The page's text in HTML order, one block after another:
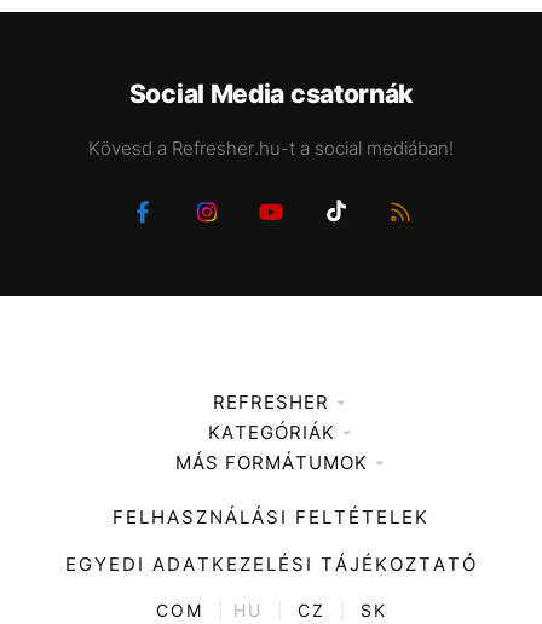
Social Media csatornák
Kövesd a Refresher.hu-t a social mediában!
REFRESHER
Médiaajánlat
KATEGÓRIÁK
Zene
Divat
Kultúra
ENTR
MÁS FORMÁTUMOK
FELHASZNÁLÁSI FELTÉTELEK
EGYEDI ADATKEZELÉSI TÁJÉKOZTATÓ
COM HU CZ SK